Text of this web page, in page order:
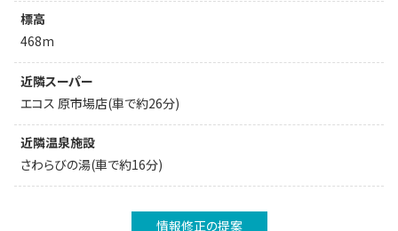
標高
468m
近隣スーパー
エコス 原市場店(車で約26分)
近隣温泉施設
さわらびの湯(車で約16分)
情報修正の提案